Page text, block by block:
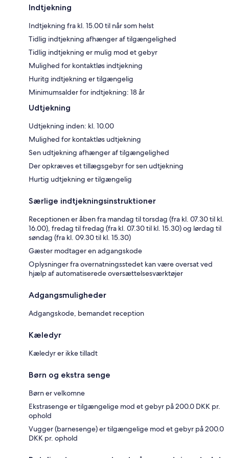
Indtjekning
Indtjekning fra kl. 15.00 til når som helst
Tidlig indtjekning afhænger af tilgængelighed
Tidlig indtjekning er mulig mod et gebyr
Mulighed for kontaktløs indtjekning
Huritg indtjekning er tilgængelig
Minimumsalder for indtjekning: 18 år
Udtjekning
Udtjekning inden: kl. 10.00
Mulighed for kontaktløs udtjekning
Sen udtjekning afhænger af tilgængelighed
Der opkræves et tillægsgebyr for sen udtjekning
Hurtig udtjekning er tilgængelig
Særlige indtjekningsinstruktioner
Receptionen er åben fra mandag til torsdag (fra kl. 07.30 til kl.
16.00), fredag til fredag (fra kl. 07.30 til kl. 15.30) og lørdag til
søndag (fra kl. 09.30 til kl. 15.30)
Gæster modtager en adgangskode
Oplysninger fra overnatningsstedet kan være oversat ved
hjælp af automatiserede oversættelsesværktøjer
Adgangsmuligheder
Adgangskode, bemandet reception
Kæledyr
Kæledyr er ikke tilladt
Børn og ekstra senge
Børn er velkomne
Ekstrasenge er tilgængelige mod et gebyr på 200.0 DKK pr.
ophold
Vugger (barnesenge) er tilgængelige mod et gebyr på 200.0
DKK pr. ophold